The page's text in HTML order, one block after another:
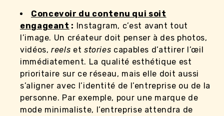
Concevoir du contenu qui soit
engageant : Instagram, c’est avant tout
l’image. Un créateur doit penser à des photos,
vidéos, reels et stories capables d’attirer l’œil
immédiatement. La qualité esthétique est
prioritaire sur ce réseau, mais elle doit aussi
s’aligner avec l’identité de l’entreprise ou de la
personne. Par exemple, pour une marque de
mode minimaliste, l’entreprise attendra de